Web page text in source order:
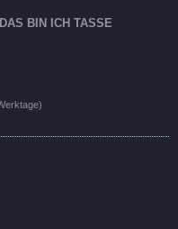
BIN ICH TASSE